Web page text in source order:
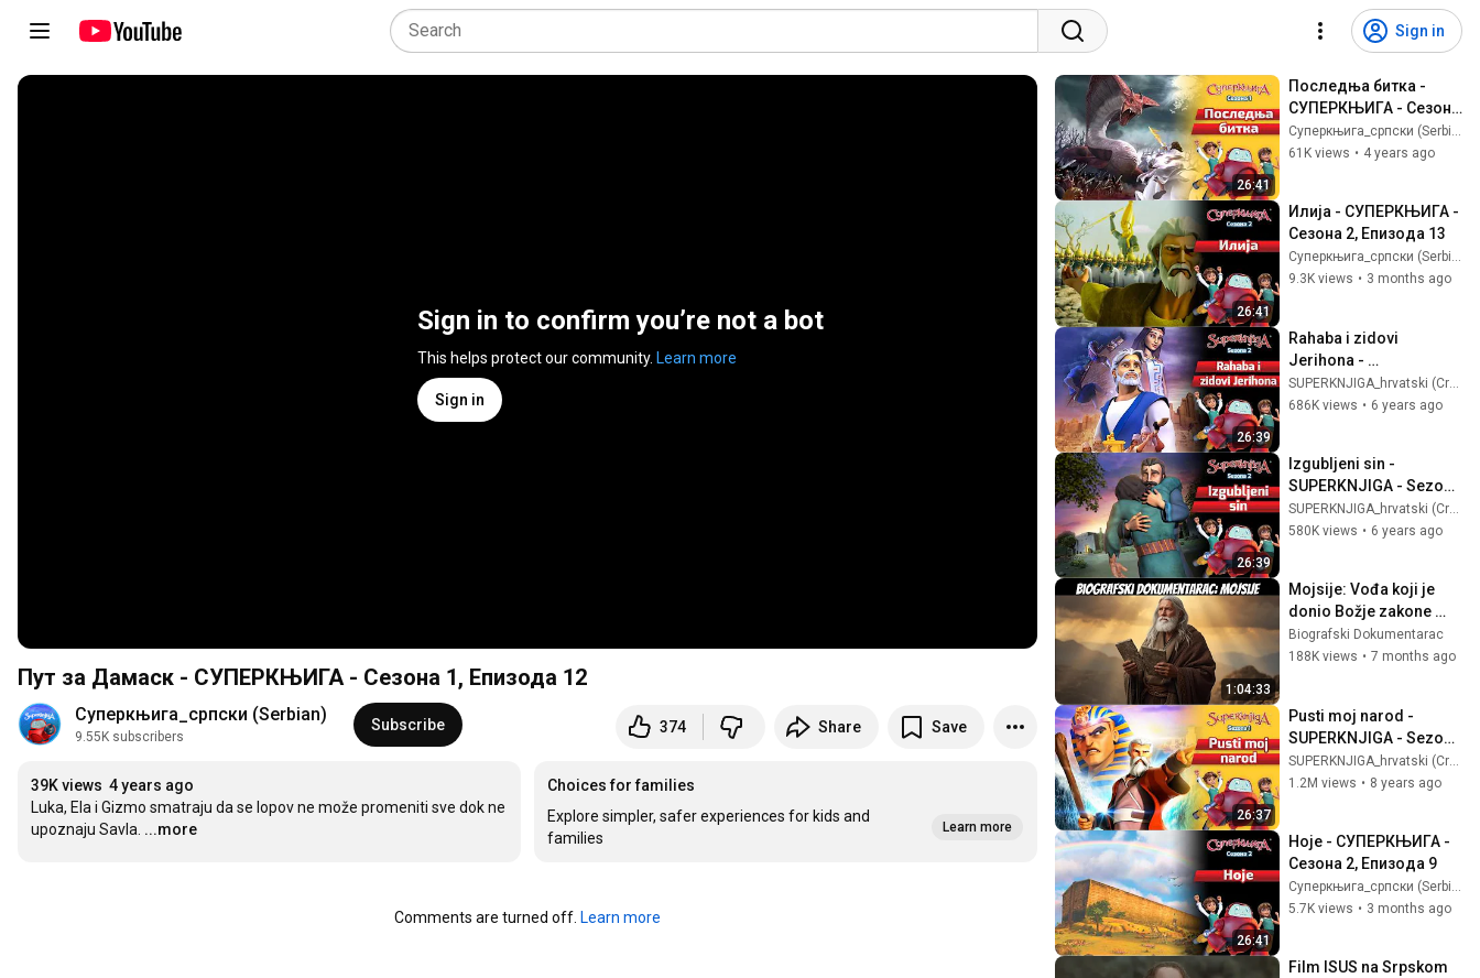
Sign in
Sign in to confirm you’re not a bot
This helps protect our community. Learn more
Sign in
Пут за Дамаск - СУПЕРКЊИГА - Сезона 1, Епизода 12
Суперкњига_српски (Serbian)
9.55K subscribers
Subscribe 374 Share Save
39K views 4 years ago
Luka, Ela i Gizmo smatraju da se lopov ne može promeniti sve dok ne
upoznaju Savla. ...more
Choices for families
Explore simpler, safer experiences for kids and
families
Learn more
Comments are turned off. Learn more
26:41
Последња битка -
СУПЕРКЊИГА - Сезона
1, Епизода 13
Суперкњига_српски (Serbian)
61K views • 4 years ago
26:41
Илија - СУПЕРКЊИГА -
Сезона 2, Епизода 13
Суперкњига_српски (Serbian)
9.3K views • 3 months ago
26:39
Rahaba i zidovi
Jerihona -
SUPERKNJIGA - Sezona
2, Epizoda 4
SUPERKNJIGA_hrvatski (Croatian)
686K views • 6 years ago
26:39
Izgubljeni sin -
SUPERKNJIGA - Sezona
2, Epizoda 12
SUPERKNJIGA_hrvatski (Croatian)
580K views • 6 years ago
1:04:33
Mojsije: Vođa koji je
donio Božje zakone
čovječanstvu
Biografski Dokumentarac
188K views • 7 months ago
26:37
Pusti moj narod -
SUPERKNJIGA - Sezona
1, Epizoda 4
SUPERKNJIGA_hrvatski (Croatian)
1.2M views • 8 years ago
26:41
Ноје - СУПЕРКЊИГА -
Сезона 2, Епизода 9
Суперкњига_српски (Serbian)
5.7K views • 3 months ago
Film ISUS na Srpskom